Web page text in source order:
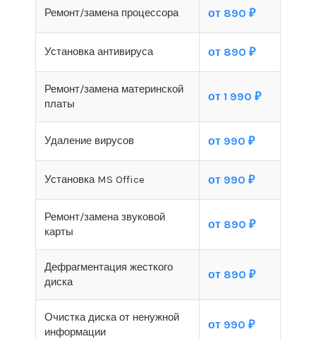
Ремонт/замена процессора от 890 ₽
Установка антивируса от 890 ₽
Ремонт/замена материнской
платы
от 1 990 ₽
Удаление вирусов от 990 ₽
Установка MS Office от 990 ₽
Ремонт/замена звуковой
карты
от 890 ₽
Дефрагментация жесткого
диска
от 890 ₽
Очистка диска от ненужной
информации
от 990 ₽